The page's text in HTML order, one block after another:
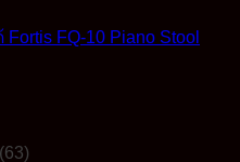
(63)